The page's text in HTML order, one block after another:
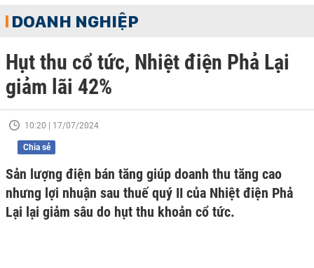
DOANH NGHIỆP
Hụt thu cổ tức, Nhiệt điện Phả Lại
giảm lãi 42%
10:20 | 17/07/2024
Chia sẻ
Sản lượng điện bán tăng giúp doanh thu tăng cao
nhưng lợi nhuận sau thuế quý II của Nhiệt điện Phả
Lại lại giảm sâu do hụt thu khoản cổ tức.